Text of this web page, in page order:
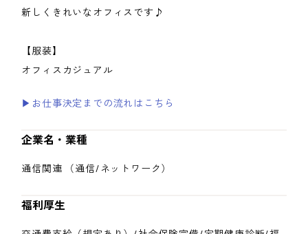
新しくきれいなオフィスです♪
【服装】
オフィスカジュアル
▶お仕事決定までの流れはこちら
企業名・業種
通信関連 （通信/ネットワーク）
福利厚生